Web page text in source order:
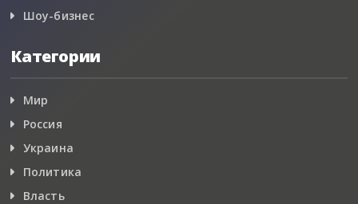
Шоу-бизнес
Категории
Мир
Россия
Украина
Политика
Власть